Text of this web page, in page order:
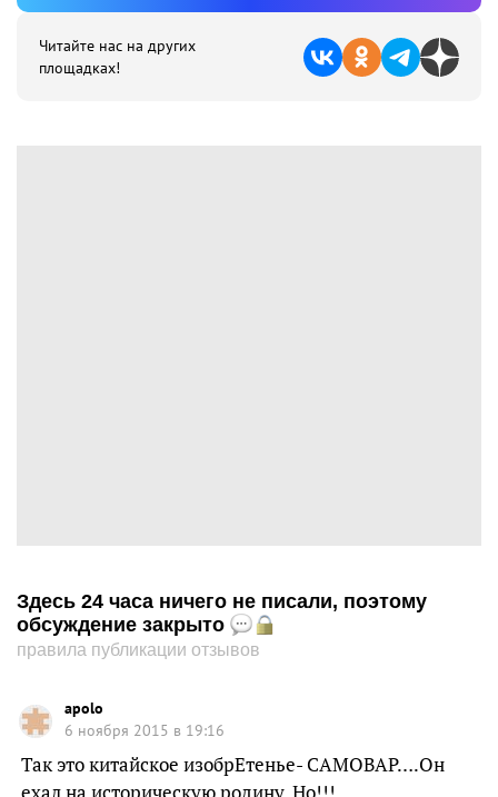
Читайте нас на других
площадках!
Здесь 24 часа ничего не писали, поэтому
обсуждение закрыто
правила публикации отзывов
apolo
6 ноября 2015 в 19:16
Так это китайское изобрЕтенье- САМОВАР….Он
ехал на историческую родину, Но!!!………………….